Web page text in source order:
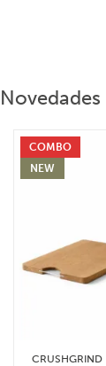
Novedades
COMBO
NEW
CRUSHGRIND